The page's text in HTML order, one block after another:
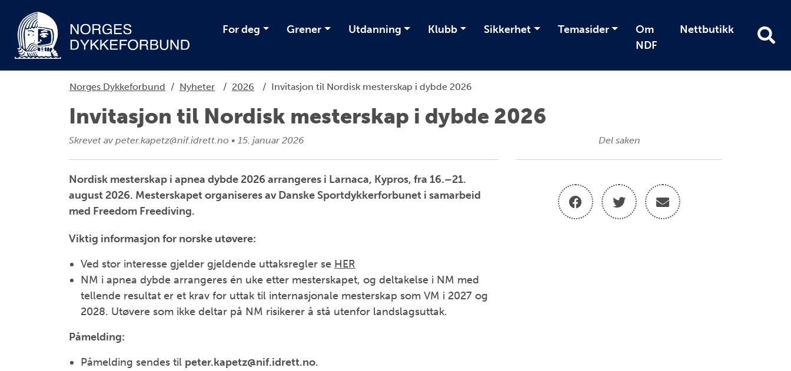
For deg Grener Utdanning Klubb Sikkerhet Temasider
Om
NDF
Nettbutikk
Norges Dykkeforbund / Nyheter / 2026 / Invitasjon til Nordisk mesterskap i dybde 2026
Invitasjon til Nordisk mesterskap i dybde 2026
Skrevet av peter.kapetz@nif.idrett.no • 15. januar 2026
Nordisk mesterskap i apnea dybde 2026 arrangeres i Larnaca, Kypros, fra 16.–21.
august 2026. Mesterskapet organiseres av Danske Sportdykkerforbunet i samarbeid
med Freedom Freediving.
Viktig informasjon for norske utøvere:
Ved stor interesse gjelder gjeldende uttaksregler se HER
NM i apnea dybde arrangeres én uke etter mesterskapet, og deltakelse i NM med
tellende resultat er et krav for uttak til internasjonale mesterskap som VM i 2027 og
2028. Utøvere som ikke deltar på NM risikerer å stå utenfor landslagsuttak.
Påmelding:
Påmelding sendes til peter.kapetz@nif.idrett.no.
Del saken